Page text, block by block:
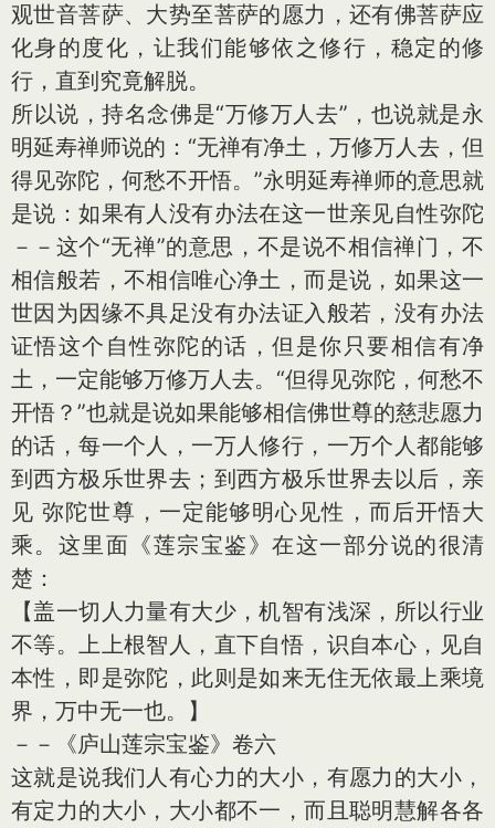
观世音菩萨、大势至菩萨的愿力，还有佛菩萨应
化身的度化，让我们能够依之修行，稳定的修
行，直到究竟解脱。
所以说，持名念佛是“万修万人去”，也说就是永
明延寿禅师说的：“无禅有净土，万修万人去，但
得见弥陀，何愁不开悟。”永明延寿禅师的意思就
是说：如果有人没有办法在这一世亲见自性弥陀
－－这个“无禅”的意思，不是说不相信禅门，不
相信般若，不相信唯心净土，而是说，如果这一
世因为因缘不具足没有办法证入般若，没有办法
证悟这个自性弥陀的话，但是你只要相信有净
土，一定能够万修万人去。“但得见弥陀，何愁不
开悟？”也就是说如果能够相信佛世尊的慈悲愿力
的话，每一个人，一万人修行，一万个人都能够
到西方极乐世界去；到西方极乐世界去以后，亲
见 弥陀世尊，一定能够明心见性，而后开悟大
乘。这里面《莲宗宝鉴》在这一部分说的很清
楚：
【盖一切人力量有大少，机智有浅深，所以行业
不等。上上根智人，直下自悟，识自本心，见自
本性，即是弥陀，此则是如来无住无依最上乘境
界，万中无一也。】
－－《庐山莲宗宝鉴》卷六
这就是说我们人有心力的大小，有愿力的大小，
有定力的大小，大小都不一，而且聪明慧解各各